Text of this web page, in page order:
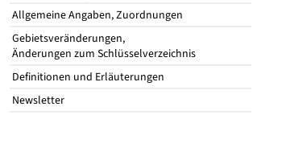
Allgemeine Angaben, Zuordnungen
Gebietsveränderungen,
Änderungen zum Schlüsselverzeichnis
Definitionen und Erläuterungen
Newsletter